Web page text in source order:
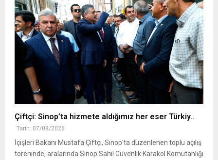
Çiftçi: Sinop’ta hizmete aldığımız her eser Türkiy..
Tarih: 07/08/2026
İçişleri Bakanı Mustafa Çiftçi, Sinop'ta düzenlenen toplu açılış
töreninde, aralarında Sinop Sahil Güvenlik Karakol Komutanlığı